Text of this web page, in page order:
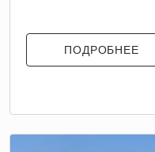
ПОДРОБНЕЕ